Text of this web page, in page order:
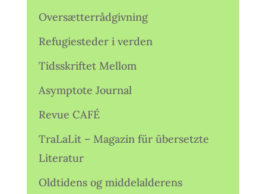
Oversætterrådgivning
Refugiesteder i verden
Tidsskriftet Mellom
Asymptote Journal
Revue CAFÉ
TraLaLit – Magazin für übersetzte
Literatur
Oldtidens og middelalderens